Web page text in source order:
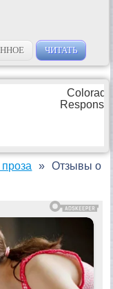
ЧИТАТЬ
Отзывы о